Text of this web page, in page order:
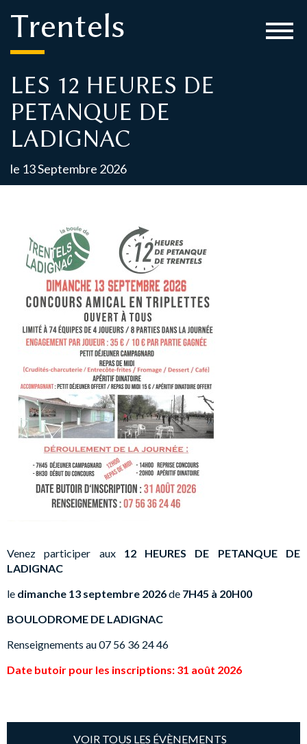
Trentels
LES 12 HEURES DE
PETANQUE DE
LADIGNAC
le 13 Septembre 2026
Venez participer aux 12 HEURES DE PETANQUE DE
LADIGNAC
le dimanche 13 septembre 2026de 7H45 à 20H00
BOULODROME DE LADIGNAC
Renseignements au 07 56 36 24 46
Date butoir pour les inscriptions: 31 août 2026
VOIR TOUS LES ÉVÈNEMENTS